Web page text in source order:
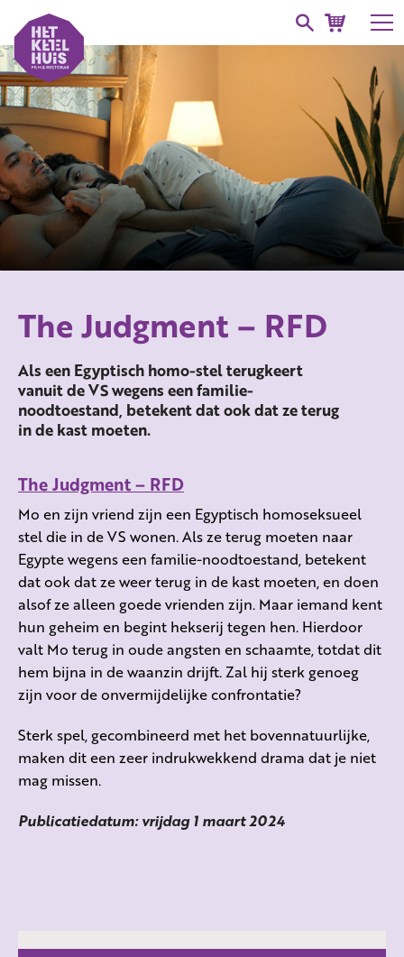
The Judgment – RFD
Als een Egyptisch homo-stel terugkeert
vanuit de VS wegens een familie-
noodtoestand, betekent dat ook dat ze terug
in de kast moeten.
The Judgment – RFD
Mo en zijn vriend zijn een Egyptisch homoseksueel
stel die in de VS wonen. Als ze terug moeten naar
Egypte wegens een familie-noodtoestand, betekent
dat ook dat ze weer terug in de kast moeten, en doen
alsof ze alleen goede vrienden zijn. Maar iemand kent
hun geheim en begint hekserij tegen hen. Hierdoor
valt Mo terug in oude angsten en schaamte, totdat dit
hem bijna in de waanzin drijft. Zal hij sterk genoeg
zijn voor de onvermijdelijke confrontatie?
Sterk spel, gecombineerd met het bovennatuurlijke,
maken dit een zeer indrukwekkend drama dat je niet
mag missen.
Publicatiedatum: vrijdag 1 maart 2024